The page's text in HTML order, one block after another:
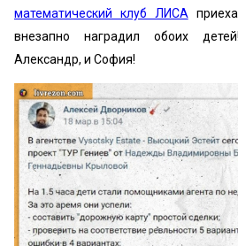
математический клуб ЛИСА
внезапно наградил обоих
Александр, и София!